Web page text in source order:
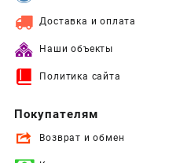
Доставка и оплата
Наши объекты
Политика сайта
Покупателям
Возврат и обмен